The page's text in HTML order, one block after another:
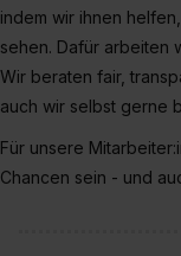
indem wir ihnen
sehen. Dafür arbeiten
Wir beraten fair,
auch wir selbst gerne
Für unsere
Chancen sein - und